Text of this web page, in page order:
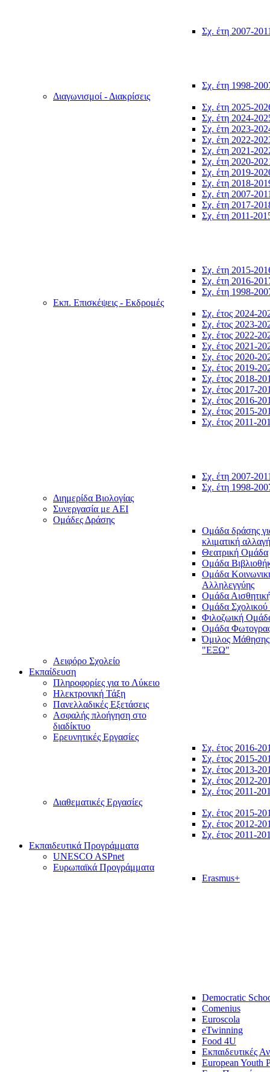
Σχ. έτη 2007-
Σχ. έτη 1998-
Διαγωνισμοί - Διακρίσεις
Σχ. έτη 2025-
Σχ. έτη 2024-
Σχ. έτη 2023-
Σχ. έτη 2022-
Σχ. έτη 2021-
Σχ. έτη 2020-
Σχ. έτη 2019-
Σχ. έτη 2018-
Σχ. έτη 2007-
Σχ. έτη 2017-
Σχ. έτη 2011-
Σχ. έτη 2015-
Σχ. έτη 2016-
Σχ. έτη 1998-
Εκπ. Επισκέψεις - Εκδρομές
Σχ. έτος 2024-
Σχ. έτος 2023-
Σχ. έτος 2022-
Σχ. έτος 2021-
Σχ. έτος 2020-
Σχ. έτος 2019-
Σχ. έτος 2018-
Σχ. έτος 2017-
Σχ. έτος 2016-
Σχ. έτος 2015-
Σχ. έτος 2011-
Σχ. έτη 2007-
Σχ. έτη 1998-
Διημερίδα Βιολογίας
Συνεργασία με ΑΕΙ
Ομάδες Δράσης
Ομάδα δράσης
κλιματική αλλαγή
Θεατρική Ομάδα
Ομάδα
Ομάδα
Αλληλεγγύης
Ομάδα
Ομάδα
Φιλοζωική
Ομάδα
Όμιλος Μάθησης
"ΕΞΩ"
Αειφόρο Σχολείο
Εκπαίδευση
Πληροφορίες για το Λύκειο
Ηλεκτρονική Τάξη
Πανελλαδικές Εξετάσεις
Ασφαλής πλοήγηση στο
διαδίκτυο
Ερευνητικές Εργασίες
Σχ. έτος 2016-
Σχ. έτος 2015-
Σχ. έτος 2013-
Σχ. έτος 2012-
Σχ. έτος 2011-
Διαθεματικές Εργασίες
Σχ. έτος 2015-
Σχ. έτος 2012-
Σχ. έτος 2011-
Εκπαιδευτικά Προγράμματα
UNESCO ASPnet
Ευρωπαϊκά Προγράμματα
Erasmus+
Democratic
Comenius
Euroscola
eTwinning
Food 4U
Εκπαιδευτικές
European Youth